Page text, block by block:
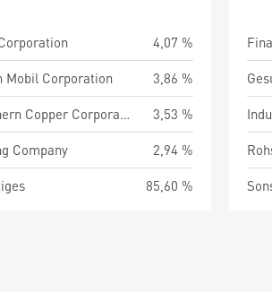
4,07 %
Mobil Corporation
3,86 %
Southern Copper Corporation
3,53 %
Company
2,94 %
85,60 %